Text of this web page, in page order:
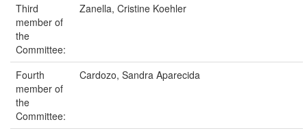
Third
member of
the
Committee:
Zanella, Cristine Koehler
Fourth
member of
the
Committee:
Cardozo, Sandra Aparecida